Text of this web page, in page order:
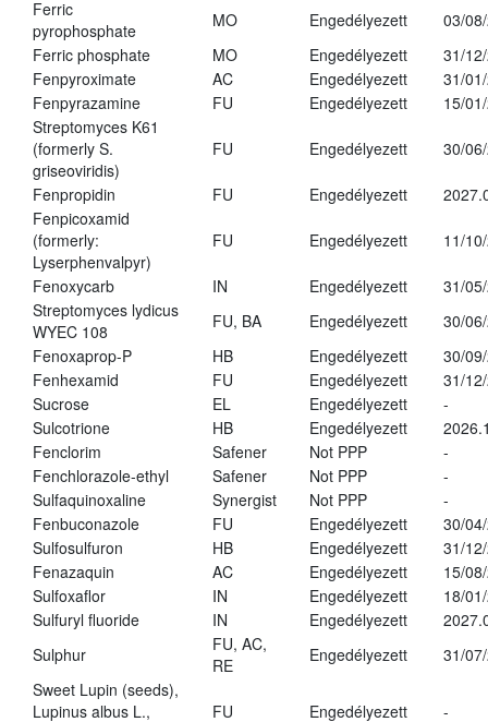
Ferric
pyrophosphate
MO Engedélyezett
03/
Ferric phosphate
MO Engedélyezett
31/
Fenpyroximate
AC Engedélyezett
31/
Fenpyrazamine
FU Engedélyezett
15/
Streptomyces K61
(formerly S.
griseoviridis)
FU Engedélyezett 30/
Fenpropidin FU Engedélyezett
Fenpicoxamid
(formerly:
Lyserphenvalpyr)
FU Engedélyezett 11/
Fenoxycarb IN Engedélyezett
31/
Streptomyces lydicus
WYEC 108
FU, BA Engedélyezett
30/
Fenoxaprop-P
HB Engedélyezett
30/
Fenhexamid
FU Engedélyezett
31/
Sucrose
EL Engedélyezett
-
Sulcotrione
HB Engedélyezett
Fenclorim
Safener Not PPP
-
Fenchlorazole-ethyl
Safener Not PPP
-
Sulfaquinoxaline
Synergist Not PPP
-
Fenbuconazole
FU Engedélyezett
30/
Sulfosulfuron
HB Engedélyezett
31/
Fenazaquin
AC Engedélyezett
15/
Sulfoxaflor
IN Engedélyezett
18/
Sulfuryl fluoride
IN Engedélyezett
Sulphur
FU, AC,
RE
Engedélyezett
31/
Sweet Lupin (seeds),
Lupinus albus L.,
FU Engedélyezett -